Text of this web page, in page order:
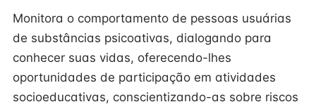
Monitora o comportamento de pessoas usuárias
de substâncias psicoativas, dialogando para
conhecer suas vidas, oferecendo-lhes
oportunidades de participação em atividades
socioeducativas, conscientizando-as sobre riscos